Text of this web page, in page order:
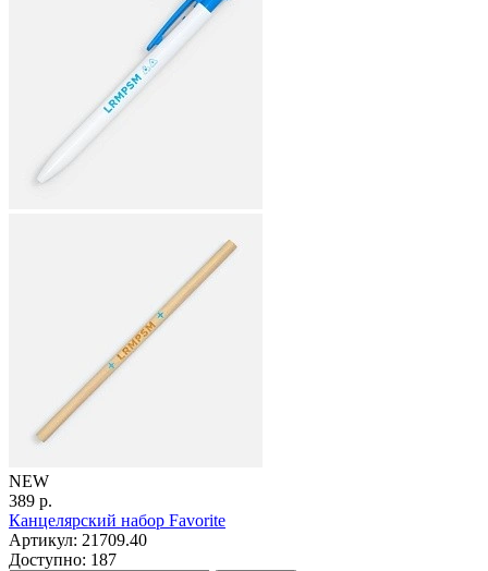
NEW
389 р.
Канцелярский набор Favorite
Артикул: 21709.40
Доступно: 187